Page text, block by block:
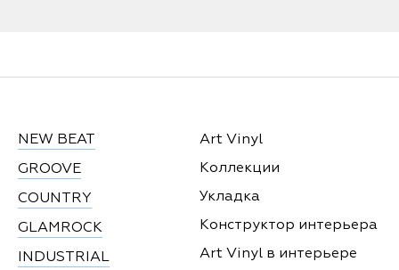
NEW BEAT
GROOVE
COUNTRY
GLAMROCK
INDUSTRIAL
Art Vinyl
Коллекции
Укладка
Конструктор интерьера
Art Vinyl в интерьере